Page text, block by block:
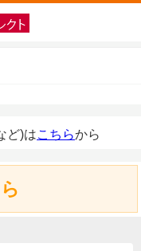
ど)はこちらから